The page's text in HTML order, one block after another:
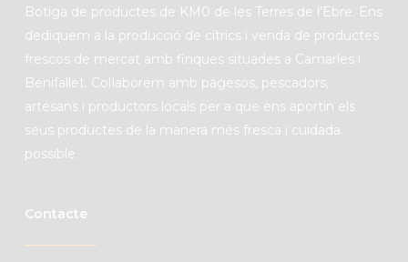
Botiga de productes de KM0 de les Terres de l’Ebre. Ens
dediquem a la producció de cítrics i venda de productes
frescos de mercat amb finques situades a Camarles i
Benifallet. Col·laborem amb pagesos, pescadors,
artesans i productors locals per a que ens aportin els
seus productes de la manera més fresca i cuidada
possible.
Contacte